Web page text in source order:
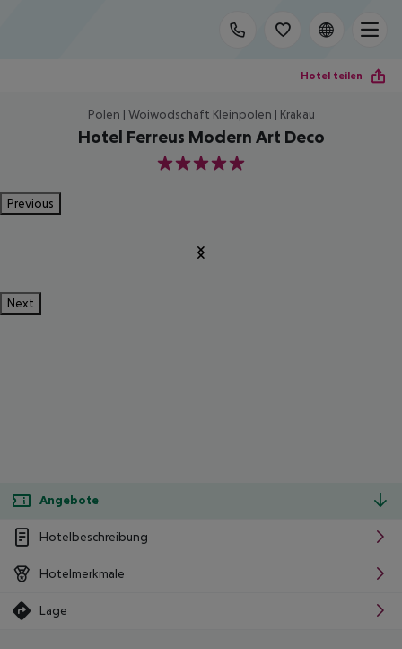
Hotel teilen
Polen | Woiwodschaft Kleinpolen | Krakau
Hotel Ferreus Modern Art Deco
5
Previous
Next
Angebote
Hotelbeschreibung
Hotelmerkmale
Lage